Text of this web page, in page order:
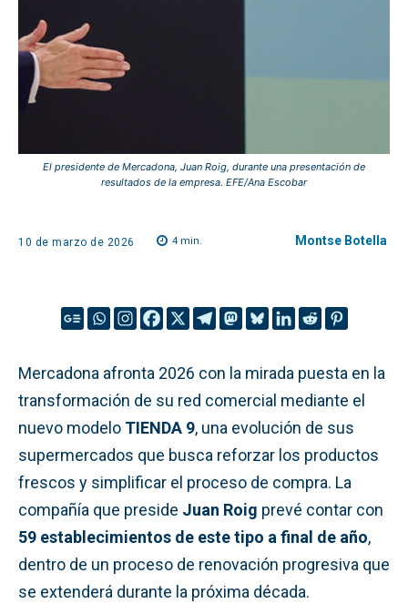
El presidente de Mercadona, Juan Roig, durante una presentación de
resultados de la empresa. EFE/Ana Escobar
10 de marzo de 2026 4min. Montse Botella
Mercadona afronta 2026 con la mirada puesta en la
transformación de su red comercial mediante el
nuevo modelo TIENDA 9, una evolución de sus
supermercados que busca reforzar los productos
frescos y simplificar el proceso de compra. La
compañía que preside Juan Roig prevé contar con
59 establecimientos de este tipo a final de año,
dentro de un proceso de renovación progresiva que
se extenderá durante la próxima década.